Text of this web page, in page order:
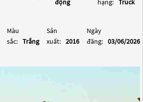
động
hạng: Truck
Màu
sắc: Trắng
Sản
xuất: 2016
Ngày
đăng: 03/06/2026